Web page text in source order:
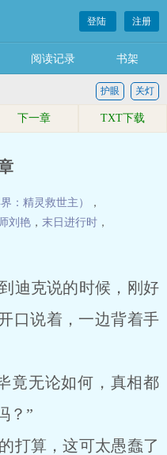
登陆 注册
阅读记录 书架
关灯
护眼
下一章 TXT下载
：精灵救世主）
，
刘艳 ， 末日进行时 ，
克说的时候，刚好
口说着，一边背着手
无论如何，真相都
？”
算，这可太愚蠢了